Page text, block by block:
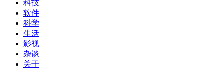
科技
软件
科学
生活
影视
杂谈
关于